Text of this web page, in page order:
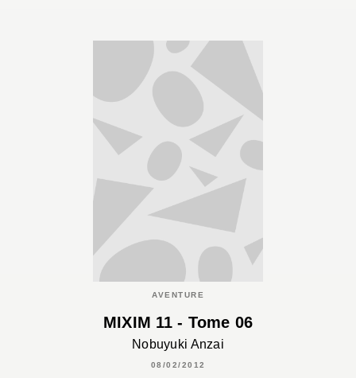
AVENTURE
MIXIM 11 - Tome 06
Nobuyuki Anzai
08/02/2012